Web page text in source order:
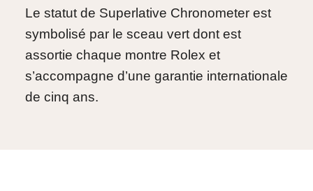
Le statut de Superlative Chronometer est
symbolisé par le sceau vert dont est
assortie chaque montre Rolex et
s’accompagne d’une garantie internationale
de cinq ans.